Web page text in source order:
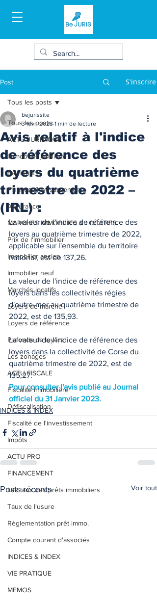
Post S'inscrire
Tous les posts
ACTU JURIDIQUE
Immobilier juridique
Bail/baux
Finances/Investissement
Assurance
MARCHES IMMOBILIES & LOCATIFS
Prix de l'immobilier
Immobilier ancien
Immobilier neuf
Marchés locatifs
Loyers de marché
Loyers de référence
Plafonds de loyers
Les zonages
ACTU FISCALE
Fiscalité immobilière
Défiscalisation
Fiscalité de l'investissement
Impôts
ACTU PRO
FINANCEMENT
Les taux des prêts immobiliers
Taux de l'usure
Règlementation prêt immo.
Compte courant d'associés
INDICES & INDEX
VIE PRATIQUE
MEMOS
Tous les posts
Avis relatif à l'indice
de référence des
loyers du quatrième
trimestre de 2022 –
(IRL) :
bejurissite
3 févr. 2023 1 min de lecture
La valeur de l'indice de référence des
loyers au quatrième trimestre de 2022,
applicable sur l'ensemble du territoire
national, est de 137,26.
La valeur de l'indice de référence des
loyers dans les collectivités régies
d'outre-mer au quatrième trimestre de
2022, est de 135,93.
La valeur de l'indice de référence des
loyers dans la collectivité de Corse du
quatrième trimestre de 2022, est de
135,27.
Pour consulter l'avis publié au Journal
officiel du 31 Janvier 2023.
INDICES & INDEX
Posts récents Voir tout